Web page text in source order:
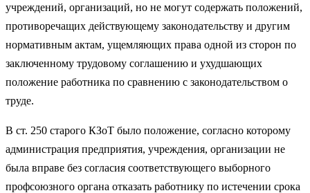
учреждений, организаций, но не могут содержать положений,
противоречащих действующему законодательству и другим
нормативным актам, ущемляющих права одной из сторон по
заключенному трудовому соглашению и ухудшающих
положение работника по сравнению с законодательством о
труде.
В ст. 250 старого КЗоТ было положение, согласно которому
администрация предприятия, учреждения, организации не
была вправе без согласия соответствующего выборного
профсоюзного органа отказать работнику по истечении срока